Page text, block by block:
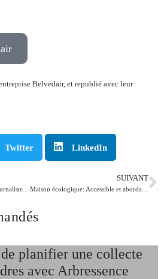
Belvedair, et republié avec leur
Twitter LinkedIn
SUIVANT
Maison écologique: Accessible et abordable
planifier une collecte
avec Arbressence